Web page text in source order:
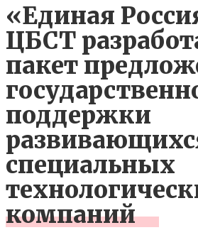
«Единая
ЦБСТ
пакет
поддержки
специальных
компаний